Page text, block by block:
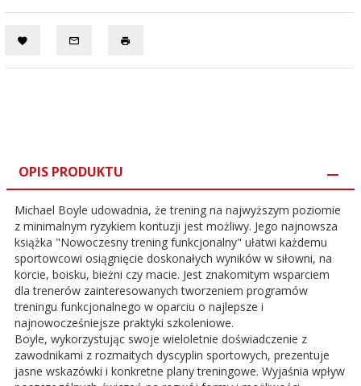
OPIS PRODUKTU
Michael Boyle udowadnia, że trening na najwyższym poziomie
z minimalnym ryzykiem kontuzji jest możliwy. Jego najnowsza
książka "Nowoczesny trening funkcjonalny" ułatwi każdemu
sportowcowi osiągnięcie doskonałych wyników w siłowni, na
korcie, boisku, bieżni czy macie. Jest znakomitym wsparciem
dla trenerów zainteresowanych tworzeniem programów
treningu funkcjonalnego w oparciu o najlepsze i
najnowocześniejsze praktyki szkoleniowe.
Boyle, wykorzystując swoje wieloletnie doświadczenie z
zawodnikami z rozmaitych dyscyplin sportowych, prezentuje
jasne wskazówki i konkretne plany treningowe. Wyjaśnia wpływ